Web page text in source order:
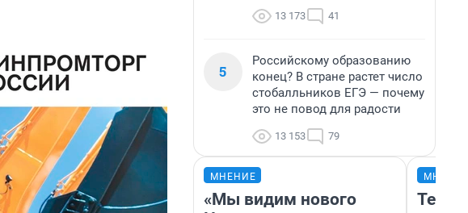
13 173 41
5
Российскому образованию
конец? В стране растет число
стобалльников ЕГЭ — почему
это не повод для радости
13 153 79
МНЕНИЕ
«Мы видим нового